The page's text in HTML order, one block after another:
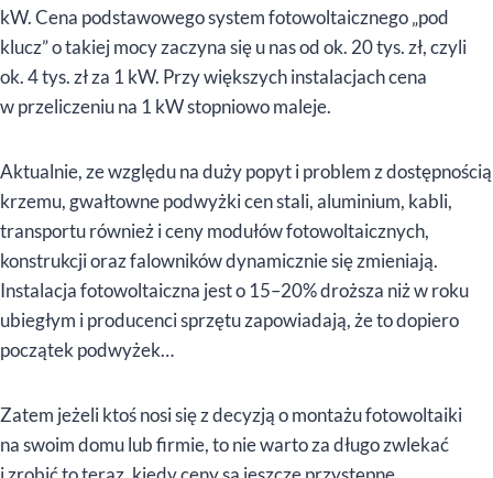
kW. Cena podstawowego system fotowoltaicznego „pod
klucz” o takiej mocy zaczyna się u nas od ok. 20 tys. zł, czyli
ok. 4 tys. zł za 1 kW. Przy większych instalacjach cena
w przeliczeniu na 1 kW stopniowo maleje.
Aktualnie, ze względu na duży popyt i problem z dostępnością
krzemu, gwałtowne podwyżki cen stali, aluminium, kabli,
transportu również i ceny modułów fotowoltaicznych,
konstrukcji oraz falowników dynamicznie się zmieniają.
Instalacja fotowoltaiczna jest o 15–20% droższa niż w roku
ubiegłym i producenci sprzętu zapowiadają, że to dopiero
początek podwyżek…
Zatem jeżeli ktoś nosi się z decyzją o montażu fotowoltaiki
na swoim domu lub firmie, to nie warto za długo zwlekać